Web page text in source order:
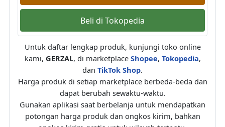
Beli di Tokopedia
Untuk daftar lengkap produk, kunjungi toko online
kami, GERZAL, di marketplace Shopee, Tokopedia,
dan TikTok Shop.
Harga produk di setiap marketplace berbeda-beda dan
dapat berubah sewaktu-waktu.
Gunakan aplikasi saat berbelanja untuk mendapatkan
potongan harga produk dan ongkos kirim, bahkan